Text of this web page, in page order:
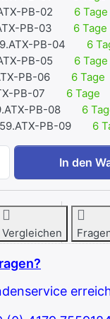
PB-02
6 Tage
PB-03
6 Tage
PB-04
6
PB-05
6 Tage
PB-06
6 Tage
PB-07
6 Tage
PB-08
6
PB-09
6
In den
Vergleichen